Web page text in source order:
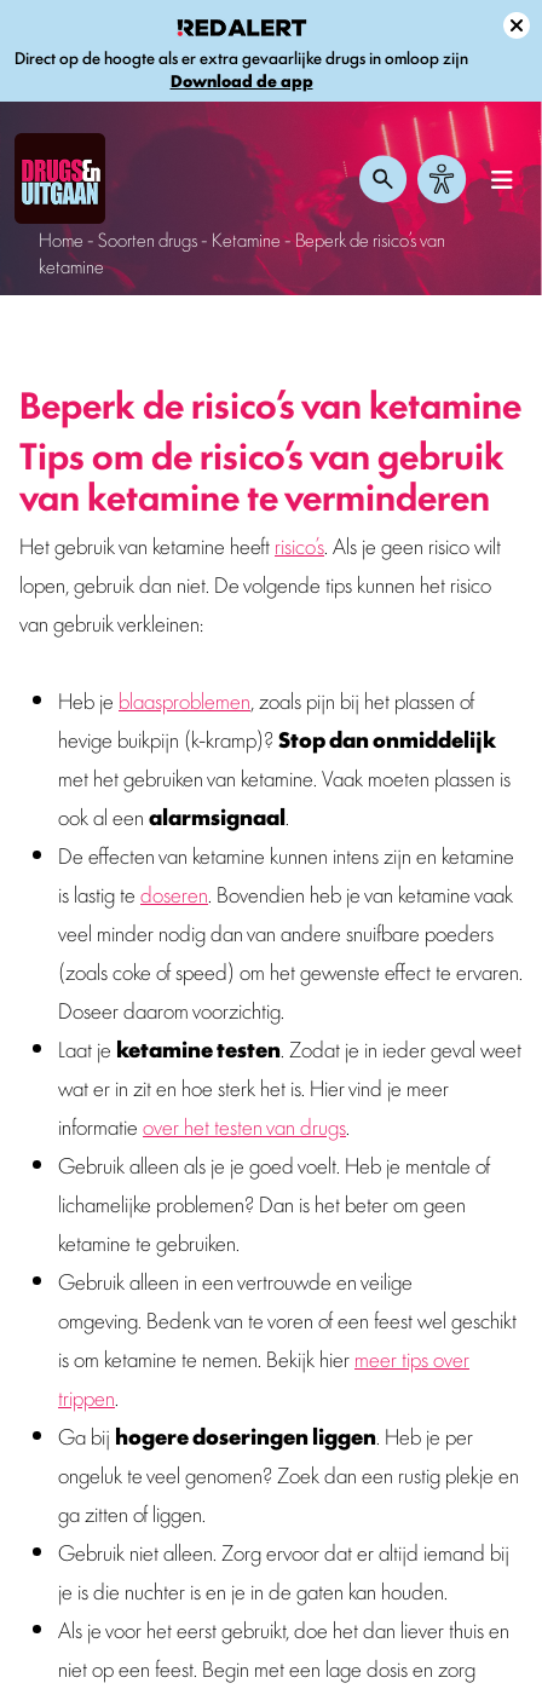
Direct op de hoogte als er extra gevaarlijke drugs in omloop zijn
Download de app
Home-Soorten drugs- Ketamine-Beperk de risico’s van
ketamine
Beperk de risico’s van ketamine
Tips om de risico’s van gebruik
van ketamine te verminderen
Het gebruik van ketamine heeftrisico’s . Als je geen risico wilt
lopen, gebruik dan niet. De volgende tips kunnen het risico
van gebruik verkleinen:
Heb je blaasproblemen , zoals pijn bij het plassen of
hevige buikpijn (k-kramp)?Stop dan onmiddelijk
met het gebruiken van ketamine. Vaak moeten plassen is
ook al eenalarmsignaal
De effecten van ketamine kunnen intens zijn en ketamine
is lastig tedoseren . Bovendien heb je van ketamine vaak
veel minder nodig dan van andere snuifbare poeders
(zoals coke of speed) om het gewenste effect te ervaren.
Doseer daarom voorzichtig.
Laat je ketamine testen . Zodat je in ieder geval weet
wat er in zit en hoe sterk het is. Hier vind je meer
informatieover het testen van drugs
Gebruik alleen als je je goed voelt. Heb je mentale of
lichamelijke problemen? Dan is het beter om geen
ketamine te gebruiken.
Gebruik alleen in een vertrouwde en veilige
omgeving. Bedenk van te voren of een feest wel geschikt
is om ketamine te nemen. Bekijk hiermeer tips over
trippen
Ga bij hogere doseringen liggen . Heb je per
ongeluk te veel genomen? Zoek dan een rustig plekje en
ga zitten of liggen.
Gebruik niet alleen. Zorg ervoor dat er altijd iemand bij
je is die nuchter is en je in de gaten kan houden.
Als je voor het eerst gebruikt, doe het dan liever thuis en
niet op een feest. Begin met een lage dosis en zorg